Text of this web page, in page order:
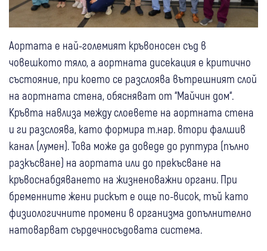
Аортата е най-големият кръвоносен съд в
човешкото тяло, а аортната дисекация е критично
състояние, при което се разслоява вътрешният слой
на аортната стена, обясняват от “Майчин дом“.
Кръвта навлиза между слоевете на аортната стена
и ги разслоява, като формира т.нар. втори фалшив
канал (лумен). Това може да доведе до руптура (пълно
разкъсване) на аортата или до прекъсване на
кръвоснабдяването на жизненоважни органи. При
бременните жени рискът е още по-висок, тъй като
физиологичните промени в организма допълнително
натоварват сърдечносъдовата система.